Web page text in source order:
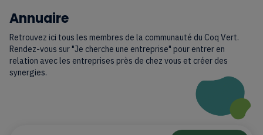
Annuaire
Retrouvez ici tous les membres de la communauté du Coq Vert.
Rendez-vous sur "Je cherche une entreprise" pour entrer en
relation avec les entreprises près de chez vous et créer des
synergies.